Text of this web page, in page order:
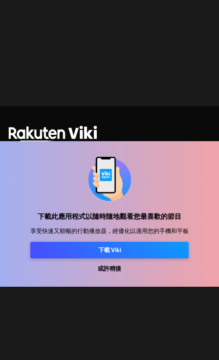
下載此應用程式以隨時隨地觀看您最喜歡的節目
享受快速又順暢的行動播放器，經優化以適用您的手機和平板
下載 Viki
或許稍後
發行合作